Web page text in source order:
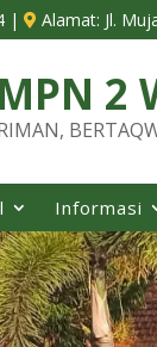
| Alamat: Jl.
2
Informasi